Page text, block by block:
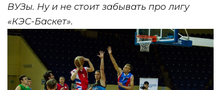
ВУЗы. Ну и не стоит забывать про лигу
«КЭС-Баскет».